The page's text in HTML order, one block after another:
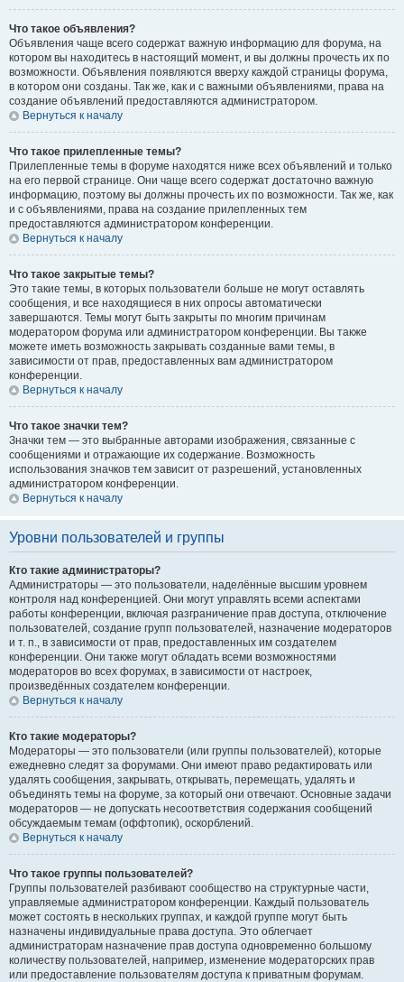
Что такое объявления?
Объявления чаще всего содержат важную информацию для форума, на
котором вы находитесь в настоящий момент, и вы должны прочесть их по
возможности. Объявления появляются вверху каждой страницы форума,
в котором они созданы. Так же, как и с важными объявлениями, права на
создание объявлений предоставляются администратором.
Вернуться к началу
Что такое прилепленные темы?
Прилепленные темы в форуме находятся ниже всех объявлений и только
на его первой странице. Они чаще всего содержат достаточно важную
информацию, поэтому вы должны прочесть их по возможности. Так же, как
и с объявлениями, права на создание прилепленных тем
предоставляются администратором конференции.
Вернуться к началу
Что такое закрытые темы?
Это такие темы, в которых пользователи больше не могут оставлять
сообщения, и все находящиеся в них опросы автоматически
завершаются. Темы могут быть закрыты по многим причинам
модератором форума или администратором конференции. Вы также
можете иметь возможность закрывать созданные вами темы, в
зависимости от прав, предоставленных вам администратором
конференции.
Вернуться к началу
Что такое значки тем?
Значки тем — это выбранные авторами изображения, связанные с
сообщениями и отражающие их содержание. Возможность
использования значков тем зависит от разрешений, установленных
администратором конференции.
Вернуться к началу
Уровни пользователей и группы
Кто такие администраторы?
Администраторы — это пользователи, наделённые высшим уровнем
контроля над конференцией. Они могут управлять всеми аспектами
работы конференции, включая разграничение прав доступа, отключение
пользователей, создание групп пользователей, назначение модераторов
и т. п., в зависимости от прав, предоставленных им создателем
конференции. Они также могут обладать всеми возможностями
модераторов во всех форумах, в зависимости от настроек,
произведённых создателем конференции.
Вернуться к началу
Кто такие модераторы?
Модераторы — это пользователи (или группы пользователей), которые
ежедневно следят за форумами. Они имеют право редактировать или
удалять сообщения, закрывать, открывать, перемещать, удалять и
объединять темы на форуме, за который они отвечают. Основные задачи
модераторов — не допускать несоответствия содержания сообщений
обсуждаемым темам (оффтопик), оскорблений.
Вернуться к началу
Что такое группы пользователей?
Группы пользователей разбивают сообщество на структурные части,
управляемые администратором конференции. Каждый пользователь
может состоять в нескольких группах, и каждой группе могут быть
назначены индивидуальные права доступа. Это облегчает
администраторам назначение прав доступа одновременно большому
количеству пользователей, например, изменение модераторских прав
или предоставление пользователям доступа к приватным форумам.